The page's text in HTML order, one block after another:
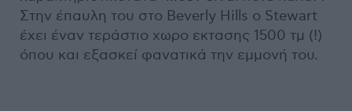
Στην έπαυλη του στο Beverly Hills ο Stewart
έχει έναν τεράστιο χωρο εκτασης 1500 τμ (!)
όπου και εξασκεί φανατικά την εμμονή του.